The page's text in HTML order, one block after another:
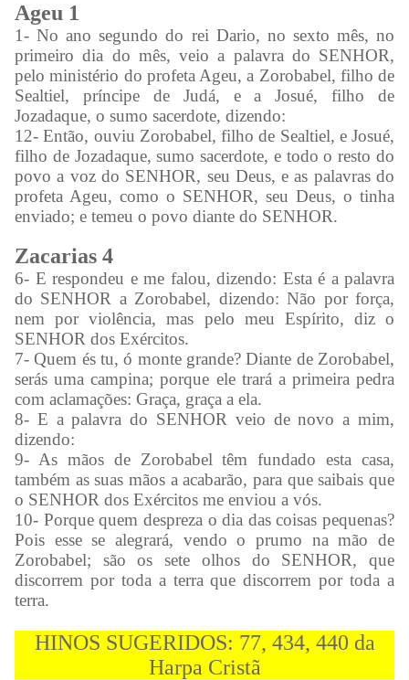
Ageu 1
1- No ano segundo do rei Dario, no sexto mês, no
primeiro dia do mês, veio a palavra do SENHOR,
pelo ministério do profeta Ageu, a Zorobabel, filho de
Sealtiel, príncipe de Judá, e a Josué, filho de
Jozadaque, o sumo sacerdote, dizendo:
12- Então, ouviu Zorobabel, filho de Sealtiel, e Josué,
filho de Jozadaque, sumo sacerdote, e todo o resto do
povo a voz do SENHOR, seu Deus, e as palavras do
profeta Ageu, como o SENHOR, seu Deus, o tinha
enviado; e temeu o povo diante do SENHOR.
Zacarias 4
6- E respondeu e me falou, dizendo: Esta é a palavra
do SENHOR a Zorobabel, dizendo: Não por força,
nem por violência, mas pelo meu Espírito, diz o
SENHOR dos Exércitos.
7- Quem és tu, ó monte grande? Diante de Zorobabel,
serás uma campina; porque ele trará a primeira pedra
com aclamações: Graça, graça a ela.
8- E a palavra do SENHOR veio de novo a mim,
dizendo:
9- As mãos de Zorobabel têm fundado esta casa,
também as suas mãos a acabarão, para que saibais que
o SENHOR dos Exércitos me enviou a vós.
10- Porque quem despreza o dia das coisas pequenas?
Pois esse se alegrará, vendo o prumo na mão de
Zorobabel; são os sete olhos do SENHOR, que
discorrem por toda a terra que discorrem por toda a
terra.
HINOS SUGERIDOS: 77, 434, 440 da
Harpa Cristã